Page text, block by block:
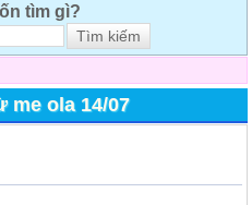
tìm gì?
ola 14/07